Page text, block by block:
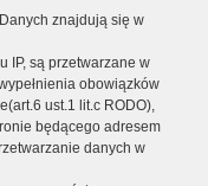
znajdują się w
IP, są przetwarzane w
obowiązków
ust.1 lit.c RODO),
będącego adresem
danych w